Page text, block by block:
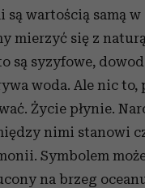
wartością samą w
mierzyć się z
są syzyfowe,
woda. Ale nic to,
Życie płynie.
nimi stanowi
Symbolem
na brzeg